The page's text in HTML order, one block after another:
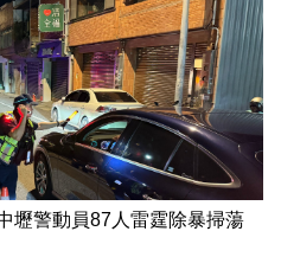
警動員87人雷霆除暴掃蕩